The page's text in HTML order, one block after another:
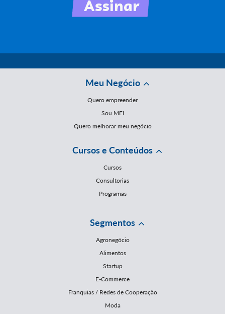
Meu Negócio
Quero empreender
Sou MEI
Quero melhorar meu negócio
Cursos e Conteúdos
Cursos
Consultorias
Programas
Segmentos
Agronegócio
Alimentos
Startup
E-Commerce
Franquias / Redes de Cooperação
Moda